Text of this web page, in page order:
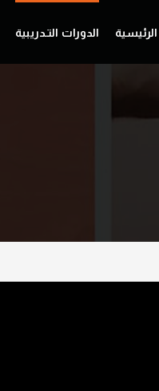
الرئيسية الدورات التـدريبية